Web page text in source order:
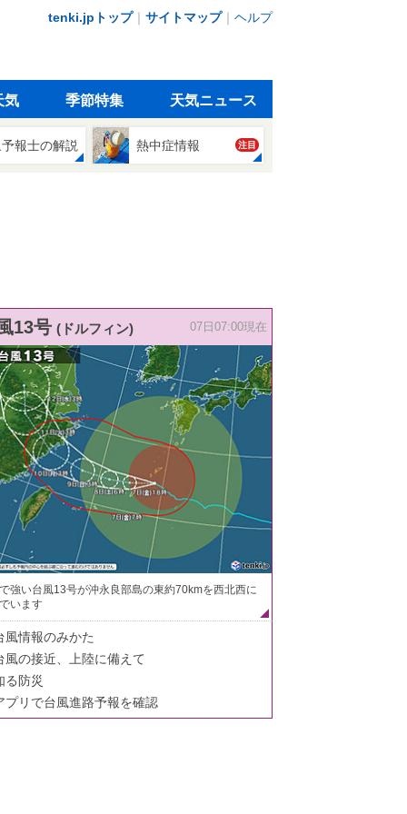
tenki.jpトップ｜ サイトマップ｜ ヘルプ
気 季節特集 天気ニュース
報士の解説 熱中症情報 注目
13号 (ドルフィン) 07日07:00現在
強い台風13号が沖永良部島の東約70kmを西北西に
います
風情報のみかた
風の接近、上陸に備えて
る防災
プリで台風進路予報を確認